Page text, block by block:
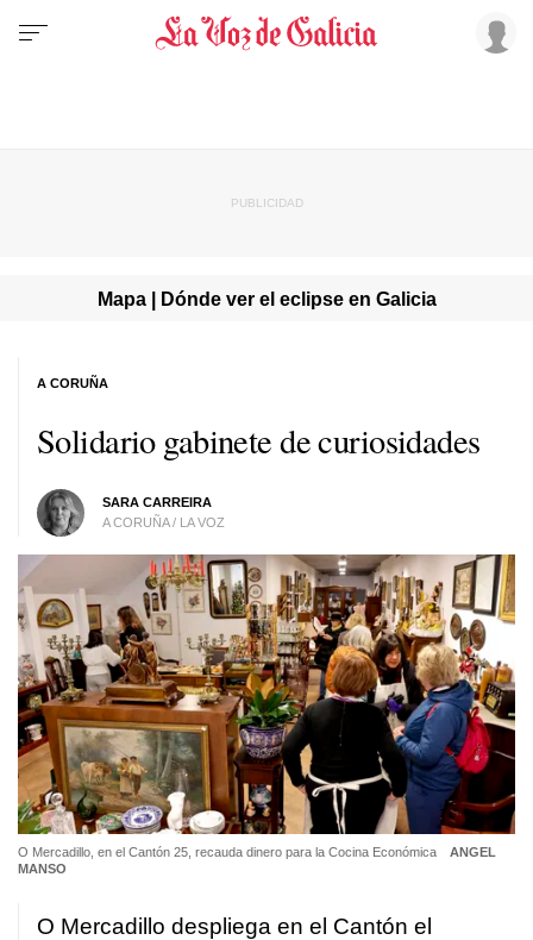
Mapa | Dónde ver el eclipse en Galicia
Solidario gabinete de curiosidades
SARA CARREIRA
A CORUÑA / LA VOZ
A CORUÑA
O Mercadillo, en el Cantón 25, recauda dinero para la Cocina Económica
ANGEL
MANSO
O Mercadillo despliega en el Cantón el